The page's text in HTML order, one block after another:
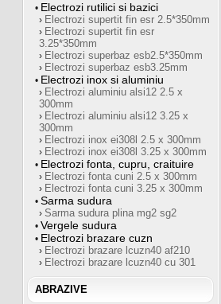
• Electrozi rutilici si bazici
› Electrozi supertit fin esr 2.5*350mm
› Electrozi supertit fin esr
3.25*350mm
› Electrozi superbaz esb2.5*350mm
› Electrozi superbaz esb3.25mm
• Electrozi inox si aluminiu
› Electrozi aluminiu alsi12 2.5 x
300mm
› Electrozi aluminiu alsi12 3.25 x
300mm
› Electrozi inox ei308l 2.5 x 300mm
› Electrozi inox ei308l 3.25 x 300mm
• Electrozi fonta, cupru, craituire
› Electrozi fonta cuni 2.5 x 300mm
› Electrozi fonta cuni 3.25 x 300mm
• Sarma sudura
› Sarma sudura plina mg2 sg2
• Vergele sudura
• Electrozi brazare cuzn
› Electrozi brazare lcuzn40 af210
› Electrozi brazare lcuzn40 cu 301
ABRAZIVE